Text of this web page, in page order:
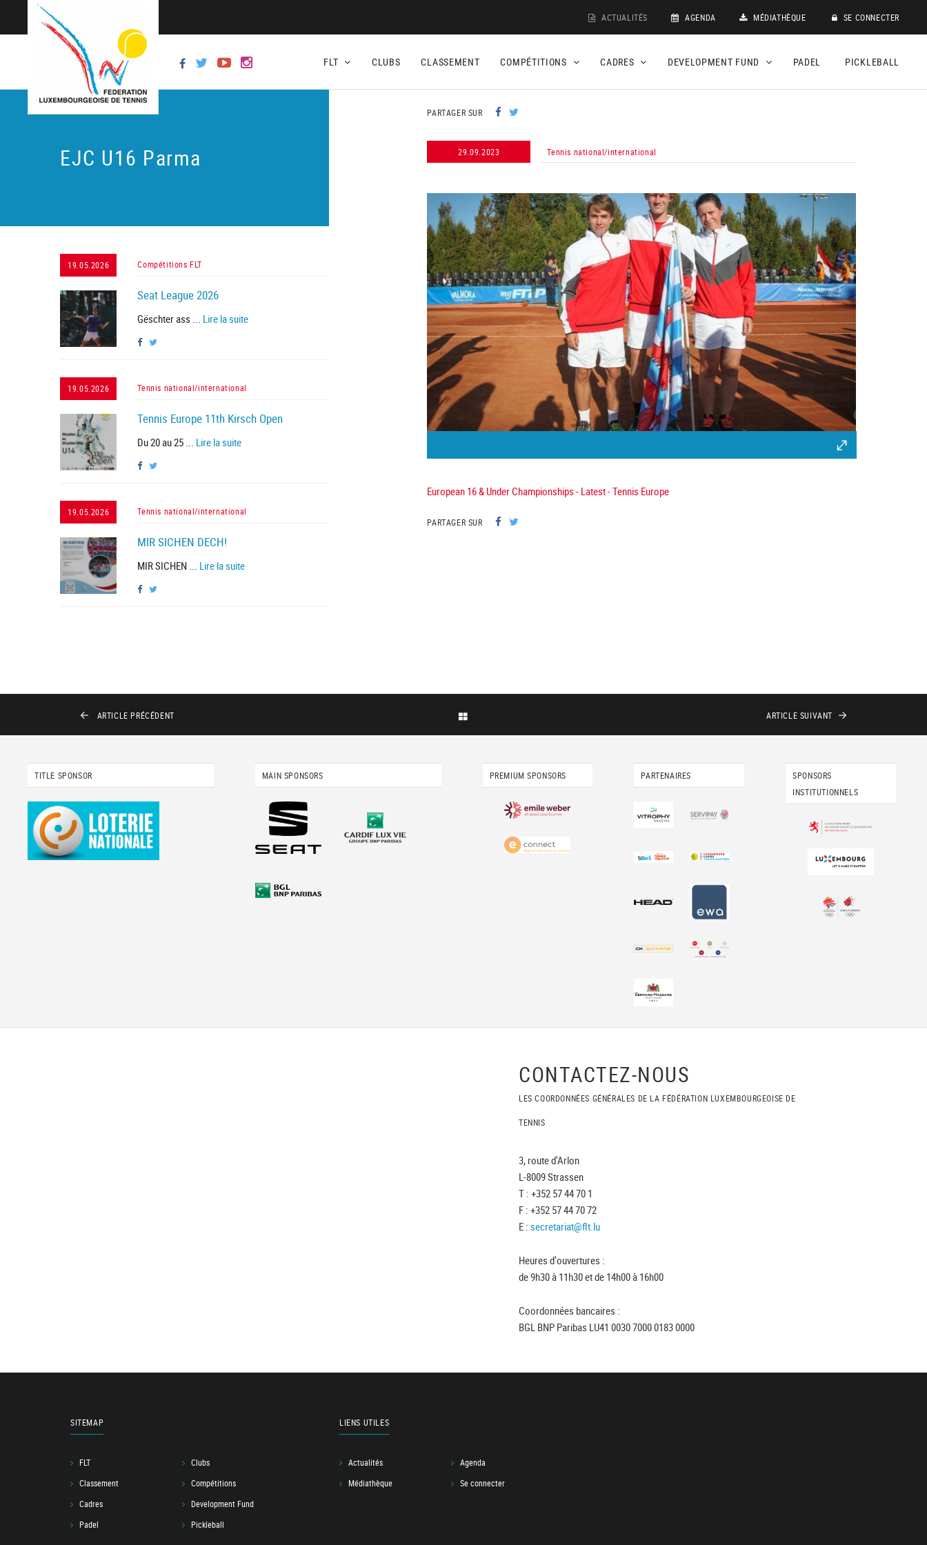
ACTUALITÉS AGENDA MÉDIATHÈQUE SE CONNECTER
FLT CLUBS CLASSEMENT COMPÉTITIONS CADRES DEVELOPMENT FUND PADEL PICKLEBALL
EJC U16 Parma
19.05.2026 Compétitions FLT
Seat League 2026
Gëschter ass ... Lire la suite
19.05.2026 Tennis national/international
Tennis Europe 11th Kirsch Open
Du 20 au 25 ... Lire la suite
19.05.2026 Tennis national/international
MIR SICHEN DECH!
MIR SICHEN ... Lire la suite
PARTAGER SUR
29.09.2023 Tennis national/international
European 16 & Under Championships - Latest - Tennis Europe
PARTAGER SUR
ARTICLE PRÉCÉDENT ARTICLE SUIVANT
TITLE SPONSOR MAIN SPONSORS PREMIUM SPONSORS PARTENAIRES
SPONSORS
INSTITUTIONNELS
CONTACTEZ-NOUS
LES COORDONNÉES GÉNÉRALES DE LA FÉDÉRATION LUXEMBOURGEOISE DE
TENNIS
3, route d'Arlon
L-8009 Strassen
T : +352 57 44 70 1
F : +352 57 44 70 72
E : secretariat@flt.lu
Heures d'ouvertures :
de 9h30 à 11h30 et de 14h00 à 16h00
Coordonnées bancaires :
BGL BNP Paribas LU41 0030 7000 0183 0000
SITEMAP
FLT
Clubs
Classement
Compétitions
Cadres
Development Fund
Padel
Pickleball
LIENS UTILES
Actualités
Agenda
Médiathèque
Se connecter